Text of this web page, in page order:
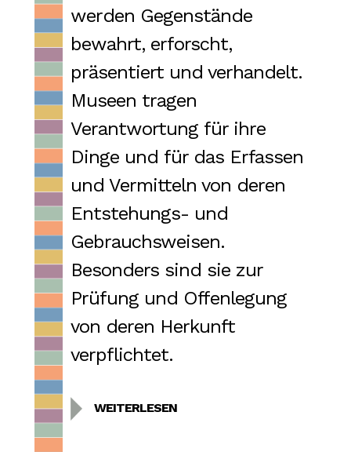
werden Gegenstände
bewahrt, erforscht,
präsentiert und verhandelt.
Museen tragen
Verantwortung für ihre
Dinge und für das Erfassen
und Vermitteln von deren
Entstehungs- und
Gebrauchsweisen.
Besonders sind sie zur
Prüfung und Offenlegung
von deren Herkunft
verpflichtet.
WEITERLESEN